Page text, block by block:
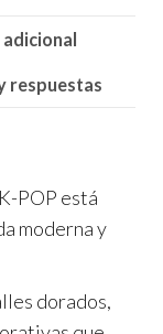
respuestas
POP está
moderna y
dorados,